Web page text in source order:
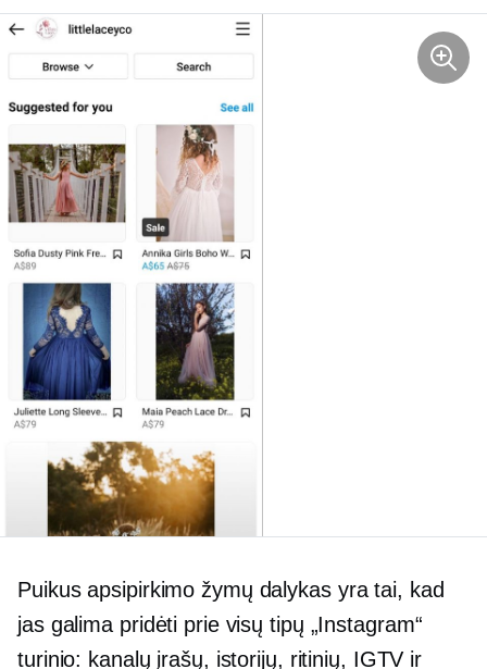
Puikus apsipirkimo žymų dalykas yra tai, kad
jas galima pridėti prie visų tipų „Instagram“
turinio: kanalų įrašų, istorijų, ritinių, IGTV ir